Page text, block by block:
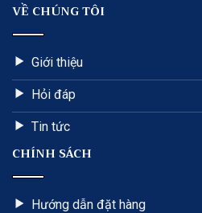
VỀ CHÚNG TÔI
Giới thiệu
Hỏi đáp
Tin tức
CHÍNH SÁCH
Hướng dẫn đặt hàng